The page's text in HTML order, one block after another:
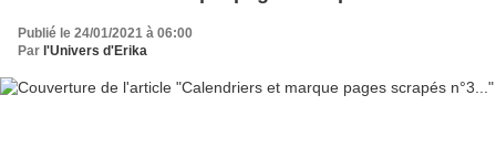
Publié le 24/01/2021 à 06:00
Par l'Univers d'Erika